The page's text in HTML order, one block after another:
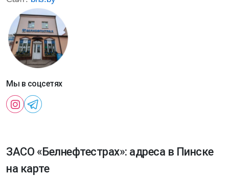
Мы в соцсетях
ЗАСО «Белнефтестрах»: адреса в Пинске
на карте